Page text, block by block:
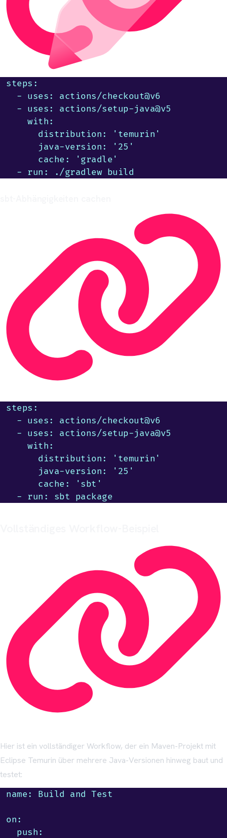
steps:
  - uses: actions/checkout@v6
  - uses: actions/setup-java@v5
    with:
      distribution: 'temurin'
      java-version: '25'
      cache: 'gradle'
  - run: ./gradlew build
steps:
  - uses: actions/checkout@v6
  - uses: actions/setup-java@v5
    with:
      distribution: 'temurin'
      java-version: '25'
      cache: 'sbt'
  - run: sbt package
Hier ist ein vollständiger Workflow, der ein Maven-Projekt mit
Eclipse Temurin über mehrere Java-Versionen hinweg baut und
testet:
name: Build and Test
on:
  push: